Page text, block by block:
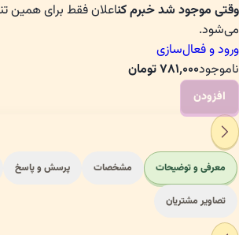
وقتی موجود شد خبرم کناعلان فقط برای همین
می‌شود.
ورود و فعال‌سازی
ناموجود۷۸۱٬۰۰۰تومان
افزودن
معرفی و توضیحات مشخصات پرسش و پاسخ
تصاویر مشتریان